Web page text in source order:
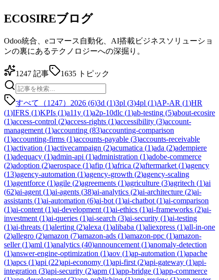
ECOSIREブログ
Odoo統合、eコマース自動化、AI搭載ビジネスソリューショ
ンの裏にあるテクノロジーへの深掘り。
1247 記事 1635 トピック
すべて（1247） 2026 (6)3d (1)3pl (3)4pl (1)AP-AR (1)HR
(1)IFRS (1)KPIs (1)a11y (1)a2p-10dlc (1)ab-testing (5)about-ecosire
(1)access-control (2)access-rights (1)accessibility (3)account-
management (1)accounting (83)accounting-comparison
(1)accounting-firms (1)accounts-payable (3)accounts-receivable
(1)activation (1)activecampaign (2)acumatica (1)ada (2)adempiere
(1)adequacy (1)admin-api (1)administration (1)adobe-commerce
(2)adoption (2)aerospace (1)afip (1)africa (2)aftermarket (1)agency
(13)agency-automation (1)agency-growth (2)agency-scaling
(1)agentforce (1)agile (2)agreements (1)agriculture (3)agritech (1)ai
(62)ai-agent (1)ai-agents (38)ai-analytics (2)ai-architecture (2)ai-
assistants (1)ai-automation (6)ai-bot (1)ai-chatbot (1)ai-comparison
(1)ai-content (1)ai-development (1)ai-ethics (1)ai-frameworks (2)ai-
investment (1)ai-queries (1)ai-search (3)ai-security (1)ai-testing
(1)ai-threats (1)alerting (2)alexa (1)alibaba (1)aliexpress (1)all-in-one
(2)allegro (2)amazon (7)amazon-ads (1)amazon-ppc (1)amazon-
seller(1)aml (1)analytics (40)announcement (1)anomaly-detection
(1)answer-engine-optimization (1)aov (1)ap-automation (1)apache
(1)apcs (1)api (22)api-economy (1)api-first (2)api-gateway (1)api-
integration (3)api-security (2)apm (1)app-bridge (1)app-commerce